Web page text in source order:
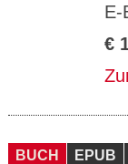
E-
€
BUCH EPUB